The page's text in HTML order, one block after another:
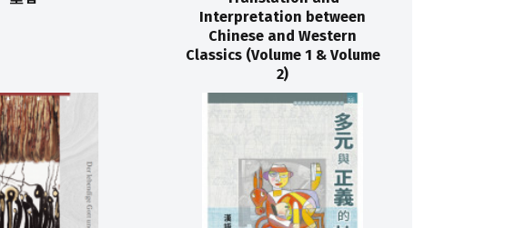
Interpretation between
Chinese and Western
Classics (Volume 1 & Volume
2)